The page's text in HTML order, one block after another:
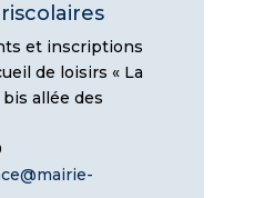
et inscriptions
de loisirs « La
bis allée des